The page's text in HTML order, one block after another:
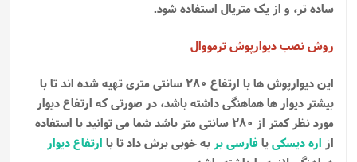
ساده تر، و از یک متریال استفاده شود.
روش نصب دیوارپوش ترمووال
این دیوارپوش ها با ارتفاع 280 سانتی متری تهیه شده اند تا با
بیشتر دیوار ها هماهنگی داشته باشد، در صورتی که ارتفاع دیوار
مورد نظر کمتر از 280 سانتی متر باشد شما می توانید با استفاده
از اره دیسکییافارسی بر به خوبی برش داد تا با ارتفاع دیوار